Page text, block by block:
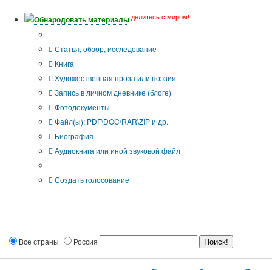
Обнародовать материалы делитесь с миром!
Статья, обзор, исследование
Книга
Художественная проза или поэзия
Запись в личном дневнике (блоге)
Фотодокументы
Файл(ы): PDF\DOC\RAR\ZIP и др.
Биография
Аудиокнига или иной звуковой файл
Создать голосование
Все страны Россия